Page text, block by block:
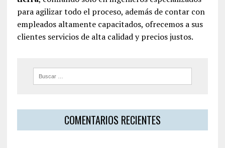
para agilizar todo el proceso, además de contar con
empleados altamente capacitados, ofrecemos a sus
clientes servicios de alta calidad y precios justos.
COMENTARIOS RECIENTES